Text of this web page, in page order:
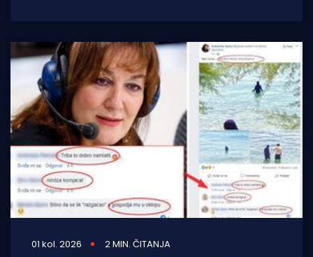
01 kol. 2026 2 MIN. ČITANJA